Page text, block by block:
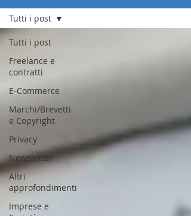
Tutti i post
Freelance e
contratti
E-Commerce
Marchi/Brevetti
e Copyright
Privacy
Newsletter
Altri
approfondimenti
Imprese e
Tutti i post